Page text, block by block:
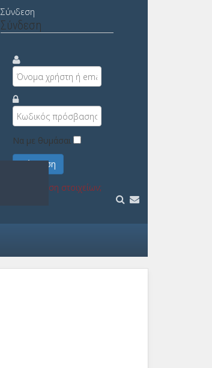
Σύνδεση
Σύνδεση
Να με θυμάσαι
Σύνδεση
Υπενθύμιση στοιχείων;